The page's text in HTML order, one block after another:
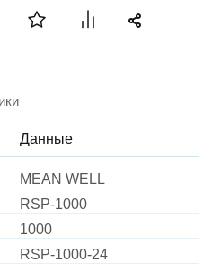
Данные
MEAN WELL
RSP-1000
1000
RSP-1000-24